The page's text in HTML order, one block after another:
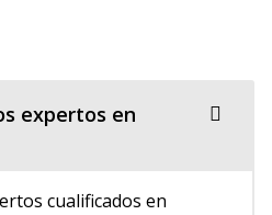
expertos en
cualificados en